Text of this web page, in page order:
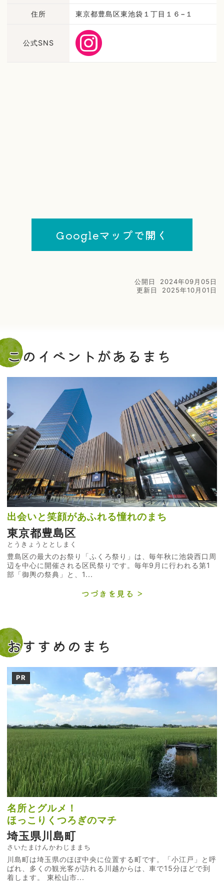
住所 東京都豊島区東池袋１丁目１６−１
公式SNS
Googleマップで開く
公開日
2024年09月05日
更新日
2025年10月01日
このイベントがあるまち
出会いと笑顔があふれる憧れのまち
東京都豊島区
とうきょうととしまく
豊島区の最大のお祭り「ふくろ祭り」は、毎年秋に池袋西口周
辺を中心に開催される区民祭りです。毎年9月に行われる第1
部「御輿の祭典」と、1...
つづきを見る
おすすめのまち
PR
名所とグルメ！
ほっこりくつろぎのマチ
埼玉県川島町
さいたまけんかわじままち
川島町は埼玉県のほぼ中央に位置する町です。「小江戸」と呼
ばれ、多くの観光客が訪れる川越からは、車で15分ほどで到
着します。 東松山市...